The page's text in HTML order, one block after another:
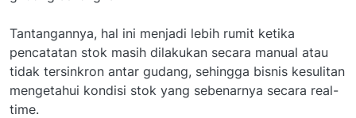
Tantangannya, hal ini menjadi lebih rumit ketika
pencatatan stok masih dilakukan secara manual atau
tidak tersinkron antar gudang, sehingga bisnis kesulitan
mengetahui kondisi stok yang sebenarnya secara real-
time.